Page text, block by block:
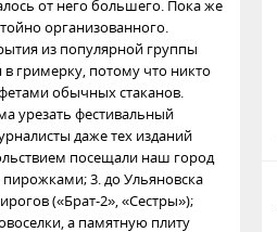
от него большего. Пока же
организованного.
из популярной группы
в гримерку, потому что никто
обычных стаканов.
урезать фестивальный
даже тех изданий
посещали наш город
3. до Ульяновска
(«Брат-2», «Сестры»);
а памятную плиту